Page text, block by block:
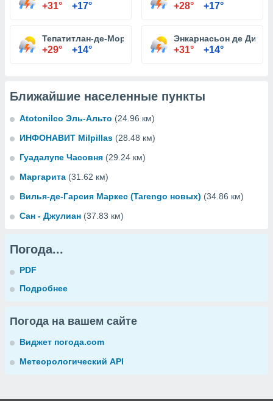
+31° +17° +28° +17°
Тепатитлан-де-Морелос
+29° +14°
Энкарнасьон де Диас
+31° +14°
Ближайшие населенные пункты
Atotonilco Эль-Альто (24.96 км)
ИНФОНАВИТ Milpillas (28.48 км)
Гуадалупе Часовня (29.24 км)
Маргарита (31.62 км)
Вилья-де-Гарсия Маркес (Tarengo новых) (34.86 км)
Сан - Джулиан (37.83 км)
Погода...
PDF
Подробнее
Погода на вашем сайте
Виджет погода.com
Метеорологический API